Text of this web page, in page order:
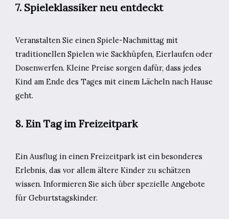
7. Spieleklassiker neu entdeckt
Veranstalten Sie einen Spiele-Nachmittag mit
traditionellen Spielen wie Sackhüpfen, Eierlaufen oder
Dosenwerfen. Kleine Preise sorgen dafür, dass jedes
Kind am Ende des Tages mit einem Lächeln nach Hause
geht.
8. Ein Tag im Freizeitpark
Ein Ausflug in einen Freizeitpark ist ein besonderes
Erlebnis, das vor allem ältere Kinder zu schätzen
wissen. Informieren Sie sich über spezielle Angebote
für Geburtstagskinder.